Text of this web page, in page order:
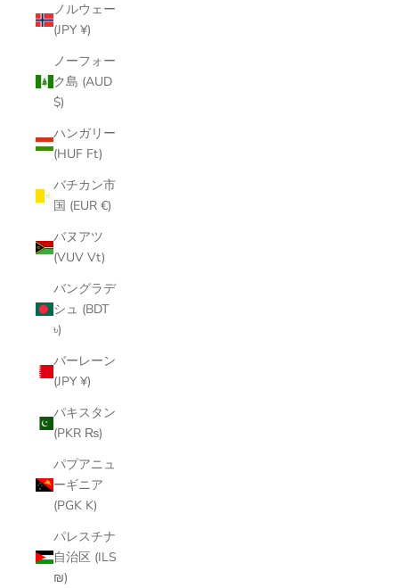
ノルウェー
(JPY ¥)
ノーフォー
ク島 (AUD
$)
ハンガリー
(HUF Ft)
バチカン市
国 (EUR €)
バヌアツ
(VUV Vt)
バングラデ
シュ (BDT
৳)
バーレーン
(JPY ¥)
パキスタン
(PKR ₨)
パプアニュ
ーギニア
(PGK K)
パレスチナ
自治区 (ILS
₪)